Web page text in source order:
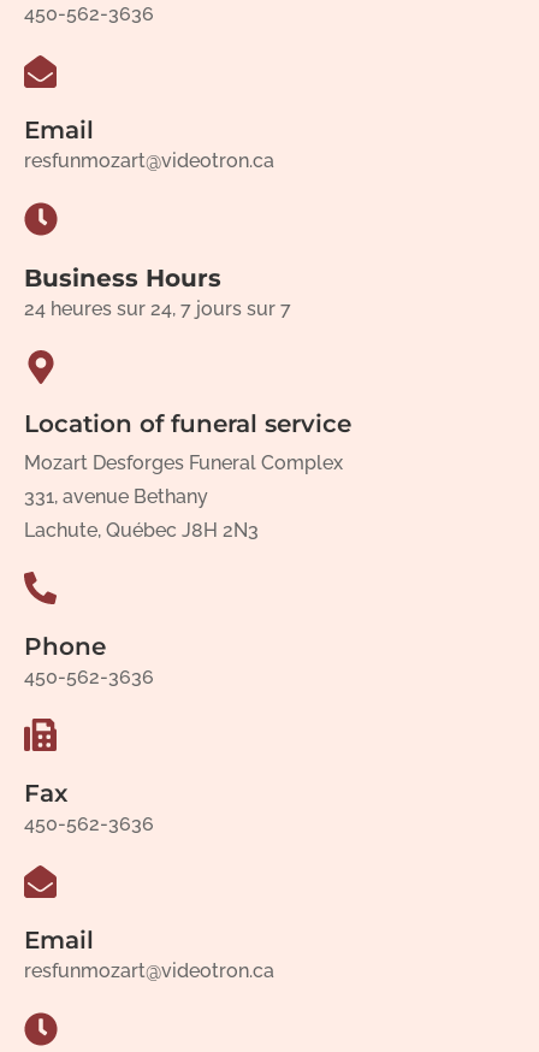
450-562-3636
Email
resfunmozart@videotron.ca
Business Hours
24 heures sur 24, 7 jours sur 7
Location of funeral service
Mozart Desforges Funeral Complex
331, avenue Bethany
Lachute, Québec J8H 2N3
Phone
450-562-3636
Fax
450-562-3636
Email
resfunmozart@videotron.ca